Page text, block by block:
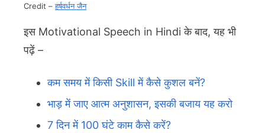
Credit –हर्षवर्धन जैन
इस Motivational Speech in Hindi के बाद, यह भी
पढ़ें –
कम समय में किसी Skill में कैसे कुशल बनें?
भाड़ में जाए आत्म अनुशासन, इसकी बजाय यह करो
7 दिन में 100 घंटे काम कैसे करें?